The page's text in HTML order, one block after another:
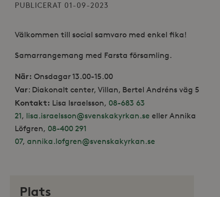
PUBLICERAT 01-09-2023
Välkommen till social samvaro med enkel fika!
Samarrangemang med Farsta församling.
När: Onsdagar 13.00-15.00
Var: Diakonalt center, Villan, Bertel Andréns väg 5
Kontakt: Lisa Israelsson, 08-683 63
21, lisa.israelsson@svenskakyrkan.se eller Annika
Löfgren, 08-400 291
07, annika.lofgren@svenskakyrkan.se
Plats